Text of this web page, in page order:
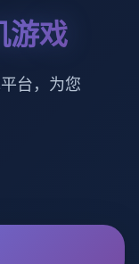
游戏
台，为您